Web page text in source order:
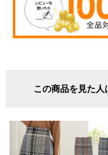
この商品を見た人